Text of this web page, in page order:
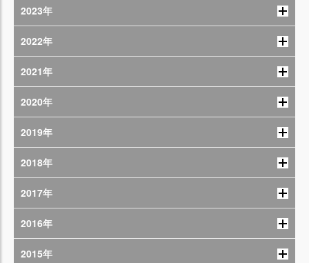
2023年
2022年
2021年
2020年
2019年
2018年
2017年
2016年
2015年